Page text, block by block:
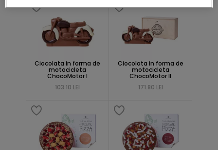
Ciocolata in forma de
motocicleta
ChocoMotor I
103.10 LEI
Ciocolata in forma de
motocicleta
ChocoMotor II
171.80 LEI